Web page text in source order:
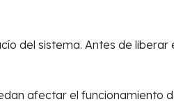
del sistema. Antes de
afectar el funcionamiento